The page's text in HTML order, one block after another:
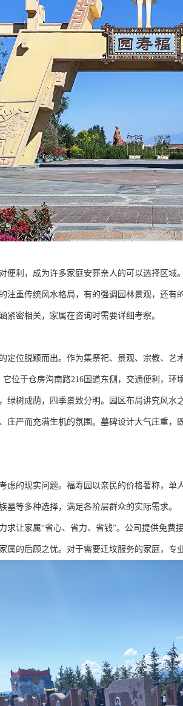
便利，成为许多家庭安葬亲人的可以选择区
注重传统风水格局，有的强调园林景观，还
紧密相关，家属在咨询时需要详细考察。
定位脱颖而出。作为集祭祀、景观、宗教、艺
位于仓房沟南路216国道东侧，交通便利，环
绿树成荫，四季景致分明。园区布局讲究风水
庄严而充满生机的氛围。墓碑设计大气庄重
虑的现实问题。福寿园以亲民的价格著称，单
墓等多种选择，满足各阶层群众的实际需求。
求让家属“省心、省力、省钱”。公司提供免
属的后顾之忧。对于需要迁坟服务的家庭，专